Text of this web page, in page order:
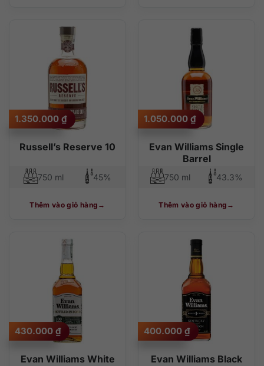
Russell’s Reserve 10
1.350.000 ₫
750 ml 45%
Thêm vào giỏ hàng
Evan Williams Single
Barrel
1.050.000 ₫
750 ml 43.3%
Thêm vào giỏ hàng
Evan Williams White
430.000 ₫
Evan Williams Black
400.000 ₫